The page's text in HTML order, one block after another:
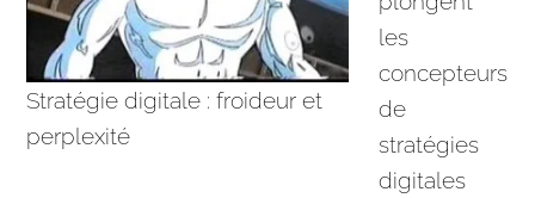
Stratégie digitale : froideur et
perplexité
les
concepteurs
de
stratégies
digitales